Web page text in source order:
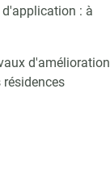
: à
d'amélioration